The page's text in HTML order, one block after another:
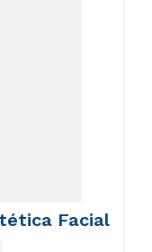
Facial